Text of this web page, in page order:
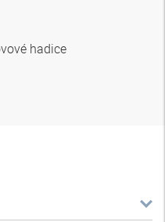
hadice